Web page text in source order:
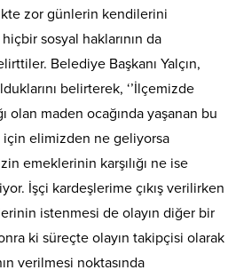
zor günlerin kendilerini
sosyal haklarının da
Belediye Başkanı Yalçın,
belirterek, ‘’İlçemizde
olan maden ocağında yaşanan bu
elimizden ne geliyorsa
emeklerinin karşılığı ne ise
İşçi kardeşlerime çıkış verilirken
istenmesi de olayın diğer bir
ki süreçte olayın takipçisi olarak
verilmesi noktasında